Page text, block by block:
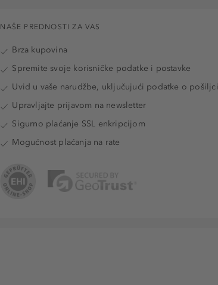
NAŠE PREDNOSTI ZA VAS
Brza kupovina
Spremite svoje korisničke podatke i postavke
Uvid u vaše narudžbe, uključujući podatke o pošiljci
Upravljajte prijavom na newsletter
Sigurno plaćanje SSL enkripcijom
Mogućnost plaćanja na rate